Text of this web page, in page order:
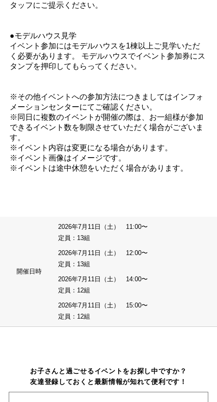
タッフにご提示ください。
●モデルハウス見学
イベント参加にはモデルハウスを1棟以上ご見学いただ
く必要があります。 モデルハウスでイベント参加券にス
タンプを押印してもらってください。
※その他イベントへの参加方法につきましてはインフォ
メーションセンターにてご確認ください。
※同日に複数のイベントが開催の際は、お一組様が参加
できるイベント数を制限させていただく場合がございま
す。
※イベント内容は変更になる場合があります。
※イベント画像はイメージです。
※イベントは途中休憩をいただく場合があります。
開催日時
2026年7月11日（土） 11:00〜
定員：13組
2026年7月11日（土） 12:00〜
定員：13組
2026年7月11日（土） 14:00〜
定員：12組
2026年7月11日（土） 15:00〜
定員：12組
お子さんと過ごせるイベントをお探し中ですか？
友達登録しておくと最新情報が知れて便利です！